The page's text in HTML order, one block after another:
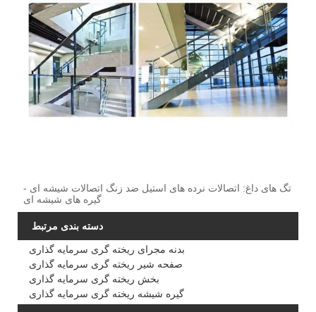
تگ های داغ: اتصالات نرده های استیل ضد زنگ اتصالات شیشه ای -
گیره های شیشه ای
دسته بندی مرتبط
بدنه مجرای ریخته گری سرمایه گذاری
صفحه شیر ریخته گری سرمایه گذاری
بخش ریخته گری سرمایه گذاری
گیره شیشه ریخته گری سرمایه گذاری